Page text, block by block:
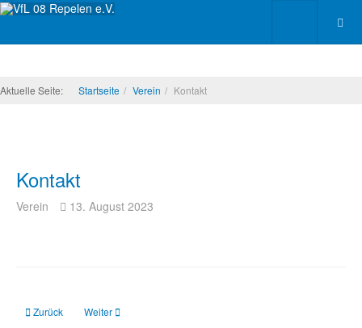
Aktuelle Seite: Startseite Verein Kontakt
Kontakt
Verein 13. August 2023
Vorheriger Beitrag: Datenschutz
Zurück Nächster Beitrag: Vorstand
Weiter